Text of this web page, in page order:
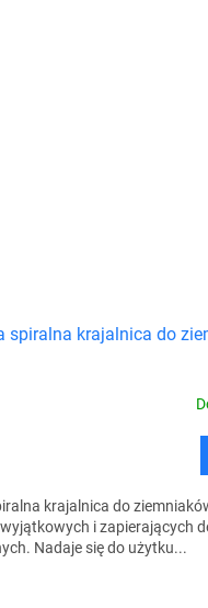
spiralna krajalnica do
krajalnica do
i zapierających
Nadaje się do użytku...